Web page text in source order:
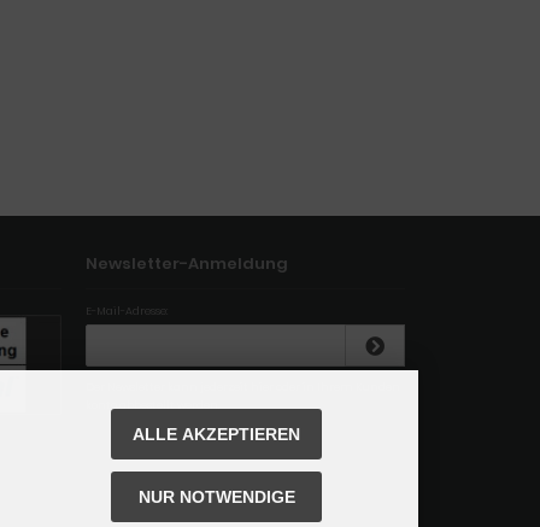
Newsletter-Anmeldung
E-Mail-Adresse:
ALLE AKZEPTIEREN
NUR NOTWENDIGE